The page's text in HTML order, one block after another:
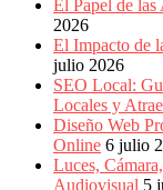
El Papel de
2026
El Impacto de
julio 2026
SEO Local:
Locales y
Diseño Web
Online 6 julio
Luces,
Audiovisual 5